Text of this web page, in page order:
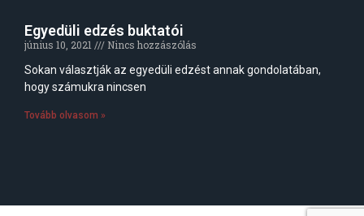
Egyedüli edzés buktatói
június 10, 2021
Nincs hozzászólás
Sokan választják az egyedüli edzést annak gondolatában,
hogy számukra nincsen
Tovább olvasom »